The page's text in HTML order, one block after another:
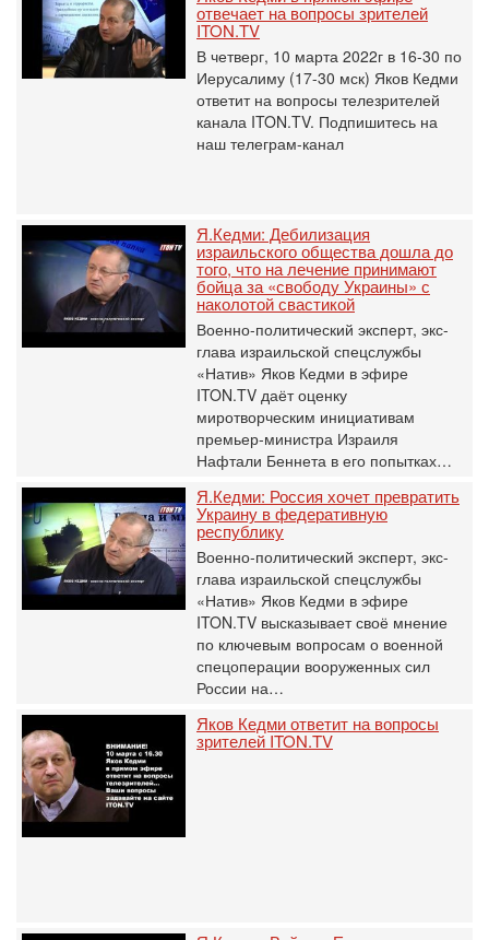
отвечает на вопросы зрителей
ITON.TV
В четверг, 10 марта 2022г в 16-30 по
Иерусалиму (17-30 мск) Яков Кедми
ответит на вопросы телезрителей
канала ITON.TV. Подпишитесь на
наш телеграм-канал
Я.Кедми: Дебилизация
израильского общества дошла до
того, что на лечение принимают
бойца за «свободу Украины» с
наколотой свастикой
Военно-политический эксперт, экс-
глава израильской спецслужбы
«Натив» Яков Кедми в эфире
ITON.TV даёт оценку
миротворческим инициативам
премьер-министра Израиля
Нафтали Беннета в его попытках…
Я.Кедми: Россия хочет превратить
Украину в федеративную
республику
Военно-политический эксперт, экс-
глава израильской спецслужбы
«Натив» Яков Кедми в эфире
ITON.TV высказывает своё мнение
по ключевым вопросам о военной
спецоперации вооруженных сил
России на…
Яков Кедми ответит на вопросы
зрителей ITON.TV